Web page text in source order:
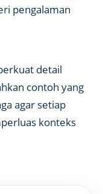
pengalaman
detail
contoh yang
agar setiap
konteks